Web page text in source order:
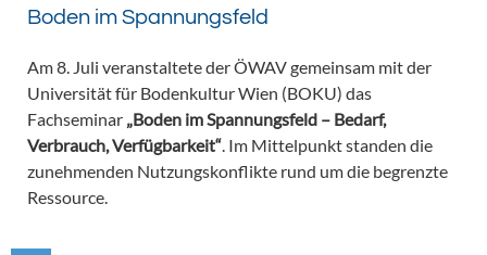
Boden im Spannungsfeld
Am 8. Juli veranstaltete der ÖWAV gemeinsam mit der
Universität für Bodenkultur Wien (BOKU) das
Fachseminar „Boden im Spannungsfeld – Bedarf,
Verbrauch, Verfügbarkeit“ . Im Mittelpunkt standen die
zunehmenden Nutzungskonflikte rund um die begrenzte
Ressource.